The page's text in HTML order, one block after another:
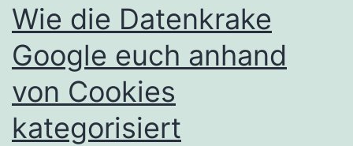
Wie die Datenkrake
Google euch anhand
von Cookies
kategorisiert